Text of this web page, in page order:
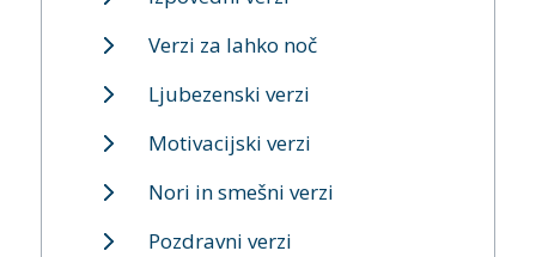
Verzi za lahko noč
Ljubezenski verzi
Motivacijski verzi
Nori in smešni verzi
Pozdravni verzi